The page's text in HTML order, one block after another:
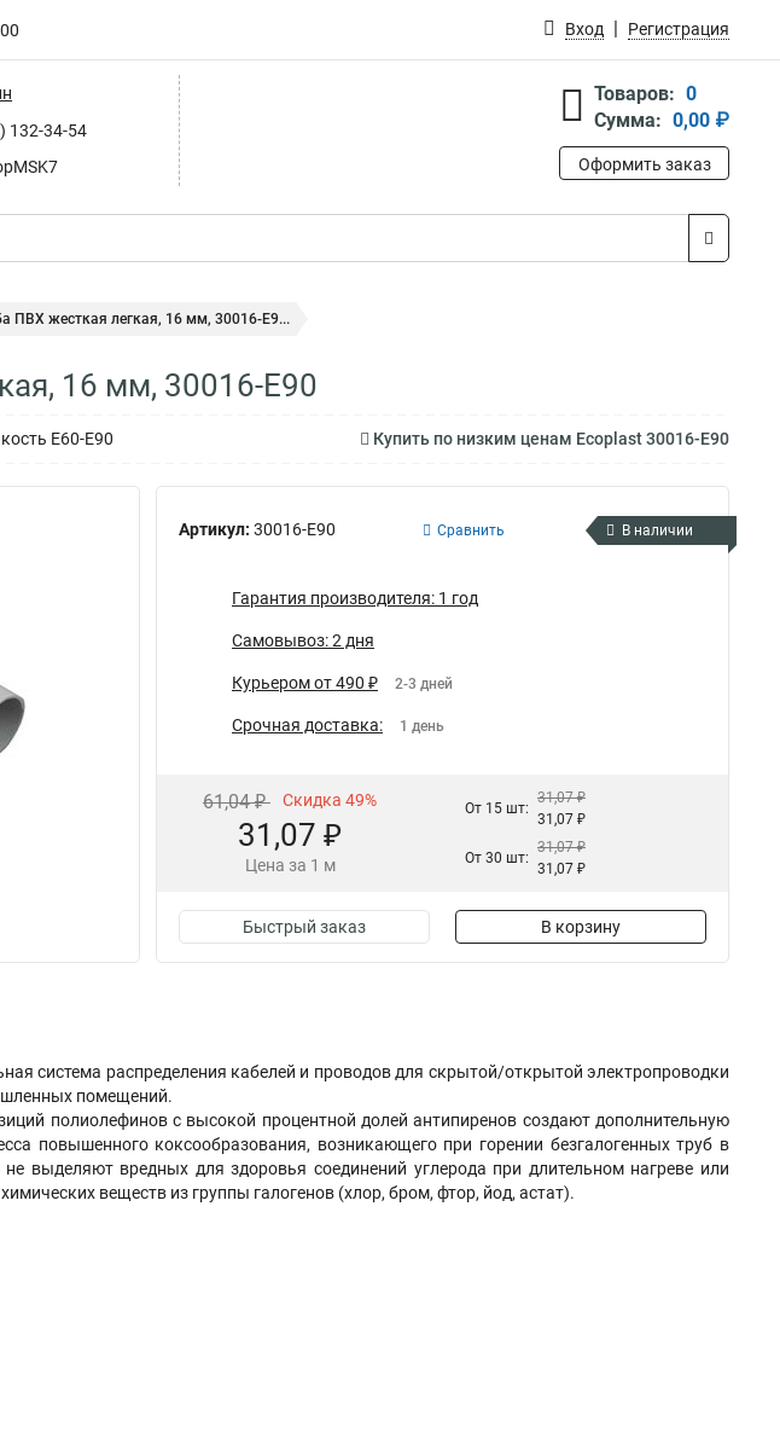
Вход Регистрация
132-34-54
Товаров: 0
Сумма: 0,00 ₽
Оформить заказ
ПВХ жесткая легкая, 16 мм, 30016-E9...
16 мм, 30016-E90
E60-E90 Купить по низким ценам Ecoplast 30016-E90
Артикул: 30016-E90 Сравнить В наличии
Гарантия производителя: 1 год
Самовывоз: 2 дня
Курьером от 490 ₽ 2-3 дней
Срочная доставка: 1 день
61,04 ₽ Скидка 49%
31,07 ₽
Цена за 1 м
От 15 шт:
31,07 ₽
31,07 ₽
От 30 шт:
31,07 ₽
31,07 ₽
Быстрый заказ В корзину
система распределения кабелей и проводов для скрытой/открытой электропроводки
помещений.
полиолефинов с высокой процентной долей антипиренов создают дополнительную
повышенного коксообразования, возникающего при горении безгалогенных труб в
выделяют вредных для здоровья соединений углерода при длительном нагреве или
веществ из группы галогенов (хлор, бром, фтор, йод, астат).